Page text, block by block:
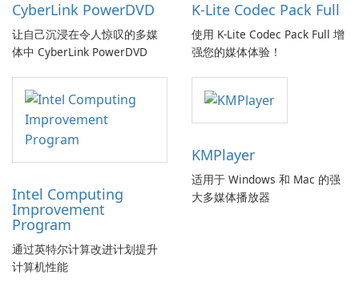
CyberLink PowerDVD
让自己沉浸在令人惊叹的多媒
体中 CyberLink PowerDVD
K-Lite Codec Pack Full
使用 K-Lite Codec Pack Full 增
强您的媒体体验！
Intel Computing
Improvement
Program
通过英特尔计算改进计划提升
计算机性能
KMPlayer
适用于 Windows 和 Mac 的强
大多媒体播放器